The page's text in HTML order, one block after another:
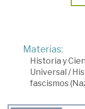
Materias:
Historia y
Universal /
fascismos